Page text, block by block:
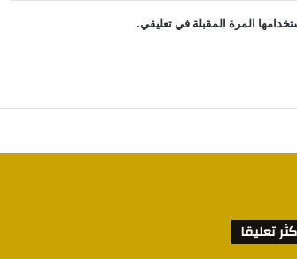
المرة المقبلة في تعليقي.
تعليقا